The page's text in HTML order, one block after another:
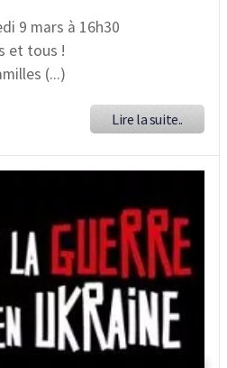
9 mars à 16h30
et tous !
(...)
Lire la suite..